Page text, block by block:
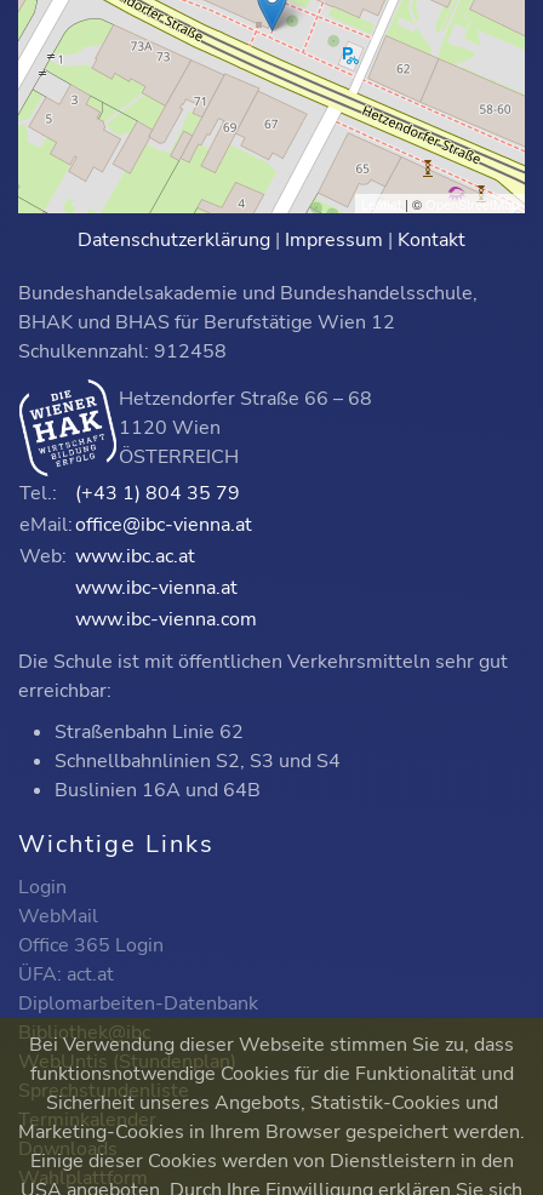
Leaflet | © OpenStreetMap
Datenschutzerklärung | Impressum | Kontakt
Bundeshandelsakademie und Bundeshandelsschule,
BHAK und BHAS für Berufstätige Wien 12
Schulkennzahl: 912458
Hetzendorfer Straße 66 – 68
1120 Wien
ÖSTERREICH
Tel.:
(+43 1) 804 35 79
eMail:office@ibc-vienna.at
Web: www.ibc.ac.at
www.ibc-vienna.at
www.ibc-vienna.com
Die Schule ist mit öffentlichen Verkehrsmitteln sehr gut
erreichbar:
Straßenbahn Linie 62
Schnellbahnlinien S2, S3 und S4
Buslinien 16A und 64B
Wichtige Links
Login
WebMail
Office 365 Login
ÜFA: act.at
Diplomarbeiten-Datenbank
Bibliothek@ibc
WebUntis (Stundenplan)
Sprechstundenliste
Terminkalender
Downloads
Wahlplattform
Bei Verwendung dieser Webseite stimmen Sie zu, dass
funktionsnotwendige Cookies für die Funktionalität und
Sicherheit unseres Angebots, Statistik-Cookies und
Marketing-Cookies in Ihrem Browser gespeichert werden.
Einige dieser Cookies werden von Dienstleistern in den